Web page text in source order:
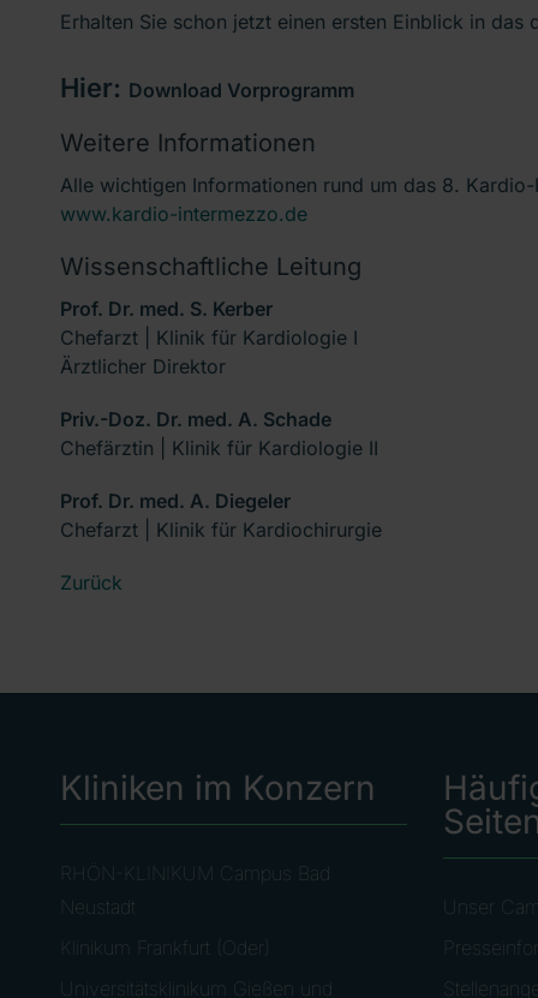
Erhalten Sie schon jetzt einen ersten Einblick in das
Hier: Download Vorprogramm
Weitere Informationen
Alle wichtigen Informationen rund um das 8.
www.kardio-intermezzo.de
Wissenschaftliche Leitung
Prof. Dr. med. S. Kerber
Chefarzt | Klinik für Kardiologie I
Ärztlicher Direktor
Priv.-Doz. Dr. med. A. Schade
Chefärztin | Klinik für Kardiologie II
Prof. Dr. med. A. Diegeler
Chefarzt | Klinik für Kardiochirurgie
Zurück
Kliniken im Konzern
RHÖN-KLINIKUM Campus Bad
Neustadt
Klinikum Frankfurt (Oder)
Universitätsklinikum Gießen und
Seiten
Unser